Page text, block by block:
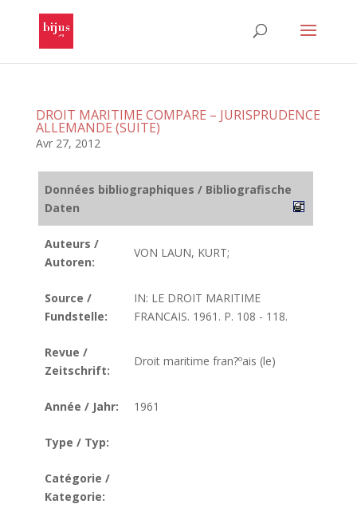
DROIT MARITIME COMPARE – JURISPRUDENCE
ALLEMANDE (SUITE)
Avr 27, 2012
Données bibliographiques / Bibliografische
Daten
Auteurs /
Autoren:
VON LAUN, KURT;
Source /
Fundstelle:
IN: LE DROIT MARITIME
FRANCAIS. 1961. P. 108 - 118.
Revue /
Zeitschrift:
Droit maritime fran?ºais (le)
Année / Jahr: 1961
Type / Typ:
Catégorie /
Kategorie: